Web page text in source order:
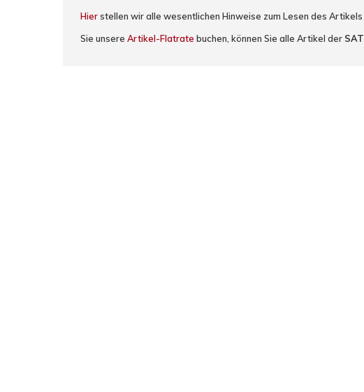
Hierstellen wir alle wesentlichen Hinweise zum Lesen des
Sie unsere Artikel-Flatrate buchen, können Sie alle Artikel der